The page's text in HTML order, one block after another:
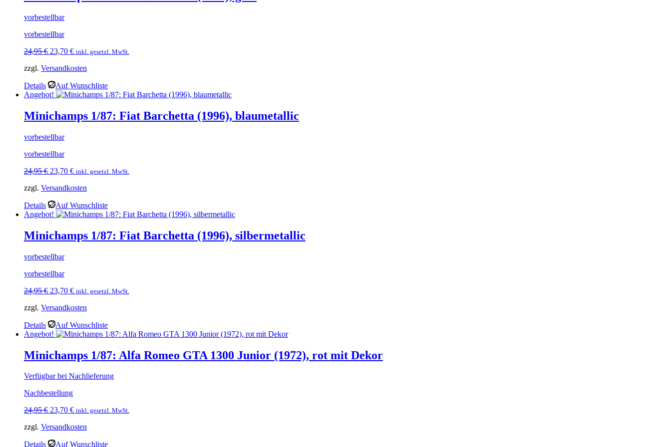
vorbestellbar
vorbestellbar
24,95€ Ursprünglicher
war:
23,70 €Aktueller
ist:
inkl. gesetzl. MwSt.
zzgl. Versandkosten
Details
Auf Wunschliste
Angebot!
Minichamps 1/87: Fiat Barchetta (1996), blaumetallic
vorbestellbar
vorbestellbar
24,95€ Ursprünglicher
war:
23,70 €Aktueller
ist:
inkl. gesetzl. MwSt.
zzgl. Versandkosten
Details
Auf Wunschliste
Angebot!
Minichamps 1/87: Fiat Barchetta (1996), silbermetallic
vorbestellbar
vorbestellbar
24,95€ Ursprünglicher
war:
23,70 €Aktueller
ist:
inkl. gesetzl. MwSt.
zzgl. Versandkosten
Details
Auf Wunschliste
Angebot!
Minichamps 1/87: Alfa Romeo GTA 1300 Junior (1972), rot mit Dekor
Verfügbar bei Nachlieferung
Nachbestellung
24,95€ Ursprünglicher
war:
23,70 €Aktueller
ist:
inkl. gesetzl. MwSt.
zzgl. Versandkosten
Details Auf Wunschliste